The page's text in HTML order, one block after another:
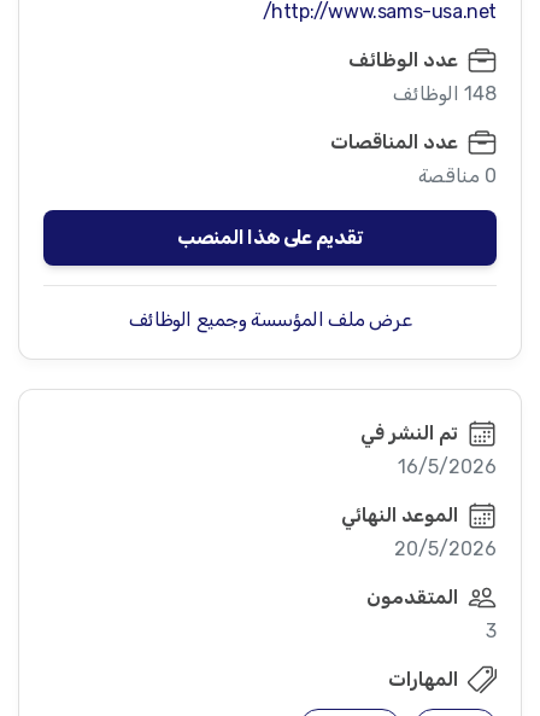
http://www.sams-usa.net/
عدد الوظائف
148 الوظائف
عدد المناقصات
0 مناقصة
تقديم على هذا المنصب
عرض ملف المؤسسة وجميع الوظائف
تم النشر في
16/5/2026
الموعد النهائي
20/5/2026
المتقدمون
3
المهارات